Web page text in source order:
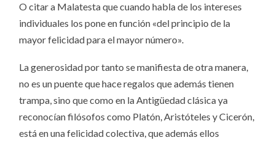
O citar a Malatesta que cuando habla de los intereses
individuales los pone en función «del principio de la
mayor felicidad para el mayor número».
La generosidad por tanto se manifiesta de otra manera,
no es un puente que hace regalos que además tienen
trampa, sino que como en la Antigüedad clásica ya
reconocían filósofos como Platón, Aristóteles y Cicerón,
está en una felicidad colectiva, que además ellos